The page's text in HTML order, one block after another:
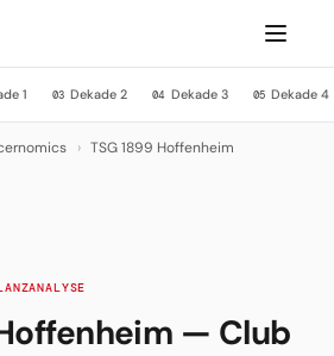
1 03 Dekade 2 04 Dekade 3 05 Dekade 4
› TSG 1899 Hoffenheim
— Club